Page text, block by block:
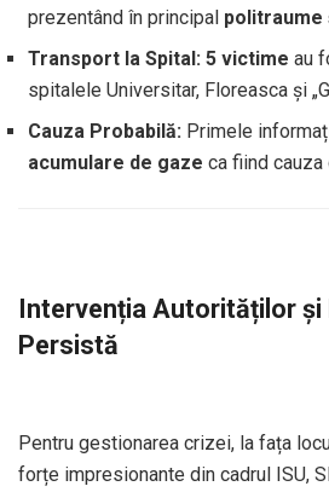
prezentând în principal politraume
Transport la Spital: 5 victime au
spitalele Universitar, Floreasca și
Cauza Probabilă: Primele
acumulare de gaze ca fiind
Intervenția Autorităților și
Persistă
Pentru gestionarea crizei, la fața
forțe impresionante din cadrul ISU,